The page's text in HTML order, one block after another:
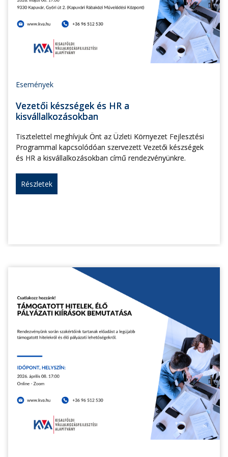
Események
Vezetői készségek és HR a
kisvállalkozásokban
Tisztelettel meghívjuk Önt az Üzleti Környezet Fejlesztési
Programmal kapcsolódóan szervezett Vezetői készségek
és HR a kisvállalkozásokban című rendezvényünkre.
Részletek